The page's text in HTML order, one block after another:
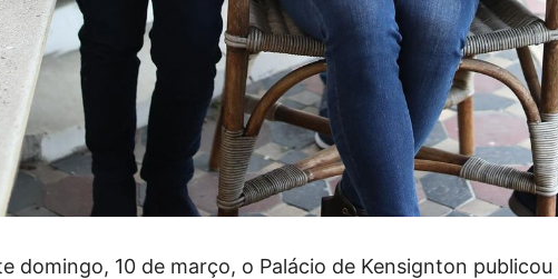
domingo, 10 de março, o Palácio de Kensignton publicou